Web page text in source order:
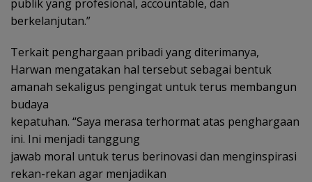
publik yang profesional, accountable, dan
berkelanjutan.”
Terkait penghargaan pribadi yang diterimanya,
Harwan mengatakan hal tersebut sebagai bentuk
amanah sekaligus pengingat untuk terus membangun
budaya
kepatuhan. “Saya merasa terhormat atas penghargaan
ini. Ini menjadi tanggung
jawab moral untuk terus berinovasi dan menginspirasi
rekan-rekan agar menjadikan